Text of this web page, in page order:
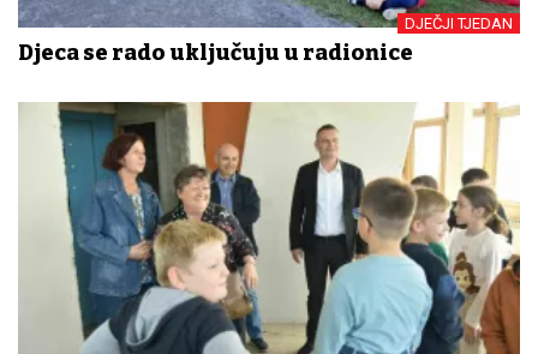
DJEČJI TJEDAN
Djeca se rado uključuju u radionice